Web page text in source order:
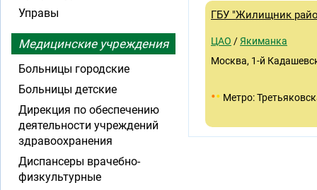
ГБУ "Жилищник
ЦАО / Якиманка
Москва, 1-й
•• Метро:
Управы
Медицинские учреждения
Больницы городские
Больницы детские
Дирекция по обеспечению
деятельности учреждений
здравоохранения
Диспансеры врачебно-
физкультурные